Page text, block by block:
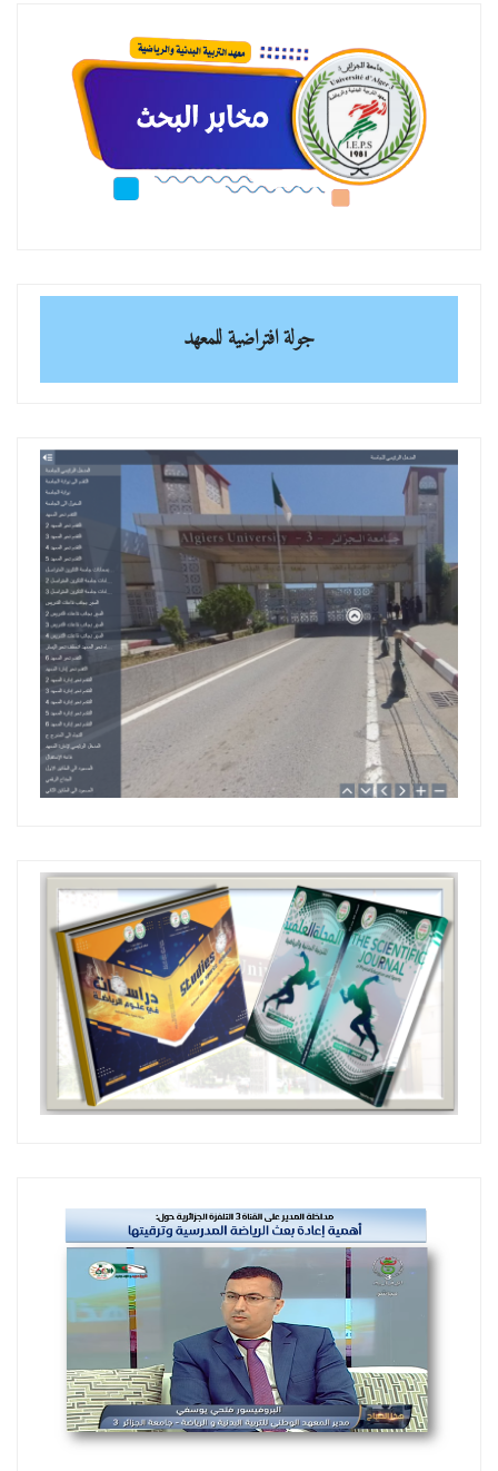
جولة افتراضية للمعهد